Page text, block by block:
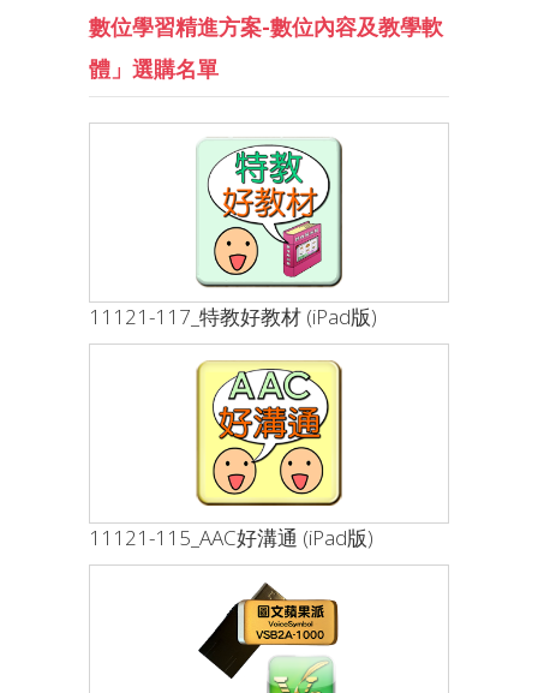
數位學習精進方案-數位內容及教學軟
體」選購名單
11121-117_特教好教材 (iPad版)
11121-115_AAC好溝通 (iPad版)